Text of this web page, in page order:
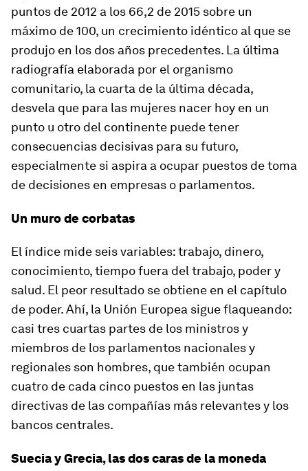
puntos de 2012 a los 66,2 de 2015 sobre un
máximo de 100, un crecimiento idéntico al que se
produjo en los dos años precedentes. La última
radiografía elaborada por el organismo
comunitario, la cuarta de la última década,
desvela que para las mujeres nacer hoy en un
punto u otro del continente puede tener
consecuencias decisivas para su futuro,
especialmente si aspira a ocupar puestos de toma
de decisiones en empresas o parlamentos.
Un muro de corbatas
El índice mide seis variables: trabajo, dinero,
conocimiento, tiempo fuera del trabajo, poder y
salud. El peor resultado se obtiene en el capítulo
de poder. Ahí, la Unión Europea sigue flaqueando:
casi tres cuartas partes de los ministros y
miembros de los parlamentos nacionales y
regionales son hombres, que también ocupan
cuatro de cada cinco puestos en las juntas
directivas de las compañías más relevantes y los
bancos centrales.
Suecia y Grecia, las dos caras de la moneda